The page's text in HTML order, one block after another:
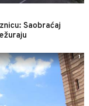
Saobraćaj
1